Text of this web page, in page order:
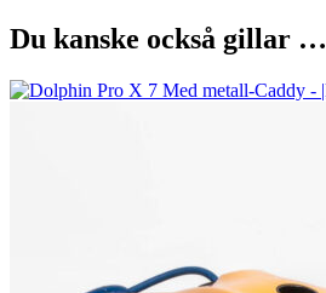
Du kanske också gillar …